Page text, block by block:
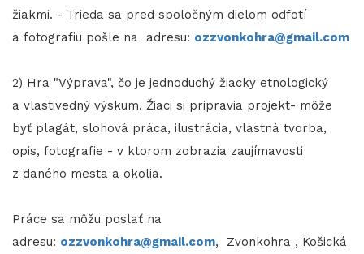
žiakmi. - Trieda sa pred spoločným dielom odfotí
a fotografiu pošle na adresu: ozzvonkohra@gmail.com
2) Hra "Výprava", čo je jednoduchý žiacky etnologický
a vlastivedný výskum. Žiaci si pripravia projekt- môže
byť plagát, slohová práca, ilustrácia, vlastná tvorba,
opis, fotografie - v ktorom zobrazia zaujímavosti
z daného mesta a okolia.
Práce sa môžu poslať na
adresu: ozzvonkohra@gmail.com, Zvonkohra , Košická